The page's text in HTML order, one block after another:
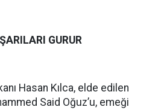
GURUR
Hasan Kılca, elde edilen
Said Oğuz’u, emeği